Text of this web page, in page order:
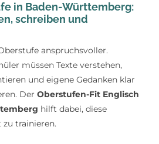
in Baden-Württemberg:
schreiben und
anspruchsvoller.
müssen Texte verstehen,
und eigene Gedanken klar
Der Oberstufen-Fit Englisch
hilft dabei, diese
trainieren.